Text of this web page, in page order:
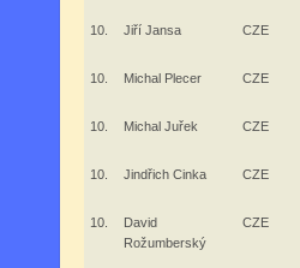
10. Jiří Jansa CZE
10. Michal Plecer CZE
10. Michal Juřek CZE
10. Jindřich Cinka CZE
10.
David
Rožumberský
CZE